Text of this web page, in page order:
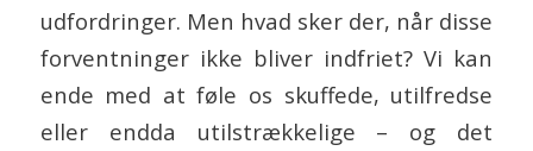
udfordringer. Men hvad sker der, når disse
forventninger ikke bliver indfriet? Vi kan
ende med at føle os skuffede, utilfredse
eller endda utilstrækkelige – og det